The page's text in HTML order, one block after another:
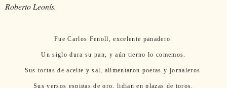
Roberto Leonís.
Fue Carlos Fenoll, excelente panadero.
Un siglo dura su pan, y aún tierno lo comemos.
Sus tortas de aceite y sal, alimentaron poetas y jornaleros.
Sus versos espigas de oro, lidian en plazas de toros.